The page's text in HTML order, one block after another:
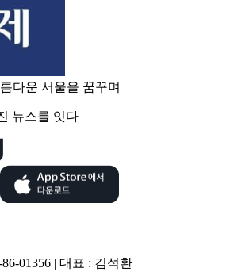
다운 서울을 꿈꾸며
뉴스를 잇다
01356 | 대표 : 김석환